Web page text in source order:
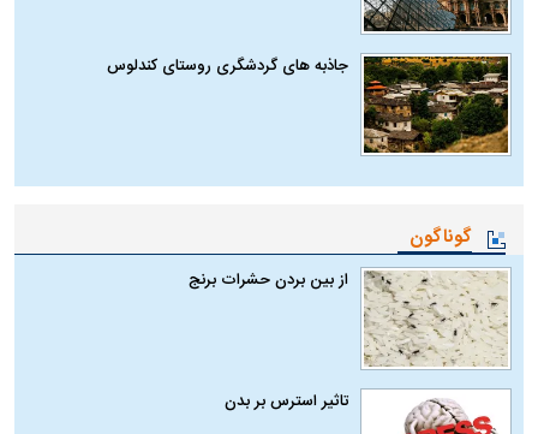
جاذبه های گردشگری روستای کندلوس
گوناگون
از بین بردن حشرات برنج
تاثیر استرس بر بدن